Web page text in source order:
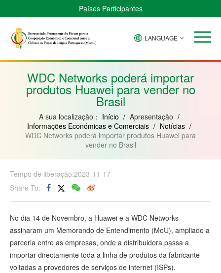
Países Participantes
Verde
Bissau
Guiné
Moçambique
LANGUAGE
WDC Networks poderá importar
produtos Huawei para vender no
Brasil
A sua localização： Início / Apresentação /
Informações Económicas e Comerciais / Notícias /
WDC Networks poderá importar produtos Huawei para
vender no Brasil
Tempo de liberação:2023-11-17
Share To:
No dia 14 de Novembro, a Huawei e a WDC Networks
assinaram um Memorando de Entendimento (MoU), ampliado a
parceria entre as empresas, onde a distribuidora passa a
importar directamente toda a linha de produtos da fabricante
voltadas a provedores de serviços de internet (ISPs).